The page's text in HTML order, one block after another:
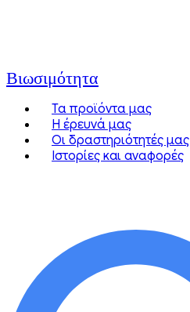
Βιωσιμότητα
Τα προϊόντα μας
Η έρευνά μας
Οι δραστηριότητές μας
Ιστορίες και αναφορές